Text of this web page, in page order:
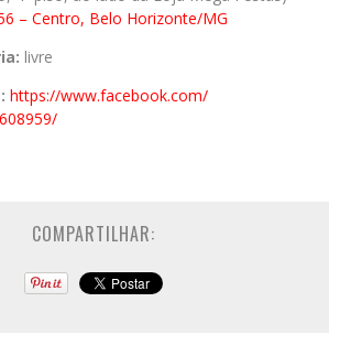
– Centro, Belo Horizonte/MG
livre
https://www.facebook.com/
COMPARTILHAR: